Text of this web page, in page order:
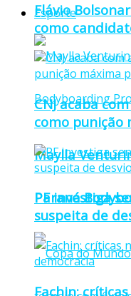
Esporte
Maylla
Paraná
Flávio
como
CNJ acaba
como punição
PF investiga
suspeita de
Fachin: